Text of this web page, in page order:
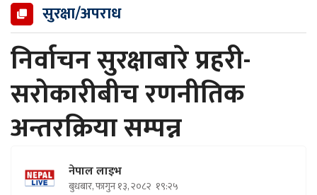
सुरक्षा/अपराध
निर्वाचन सुरक्षाबारे प्रहरी-
सरोकारीबीच रणनीतिक
अन्तरक्रिया सम्पन्न
नेपाल लाइभ
बुधबार, फागुन १३, २०८२ १९:२५